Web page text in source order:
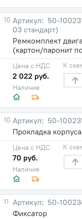
10
50-
03 стандарт)
Ремкомплект
(картон/паронит
Наличие
Цена с НДС
2 022 руб.
К
10
50-
Прокладка
Наличие
Цена с НДС
70 руб.
К
11
50-
Фиксатор